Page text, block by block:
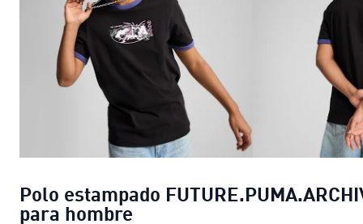
Polo estampado
para hombre